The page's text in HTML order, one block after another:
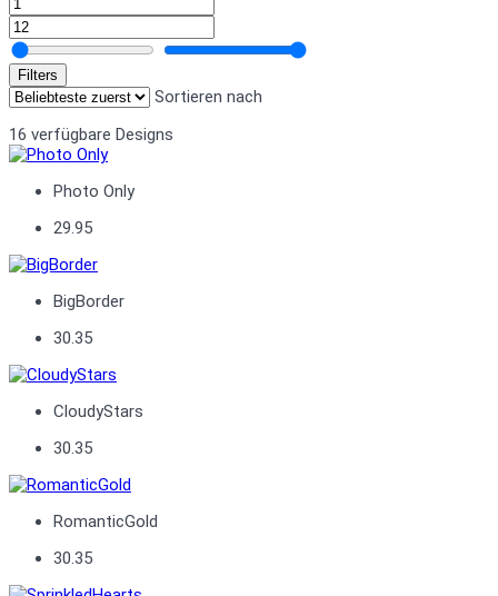
Filters
Sortieren nach
16 verfügbare Designs
Photo Only
29.95
BigBorder
30.35
CloudyStars
30.35
RomanticGold
30.35